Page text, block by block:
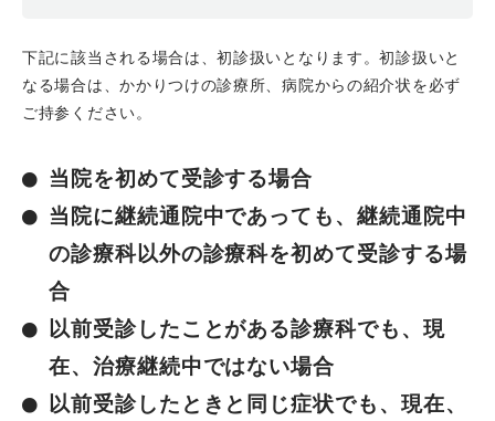
下記に該当される場合は、初診扱いとなります。初診扱いと
なる場合は、かかりつけの診療所、病院からの紹介状を必ず
ご持参ください。
当院を初めて受診する場合
当院に継続通院中であっても、継続通院中
の診療科以外の診療科を初めて受診する場
合
以前受診したことがある診療科でも、現
在、治療継続中ではない場合
以前受診したときと同じ症状でも、現在、